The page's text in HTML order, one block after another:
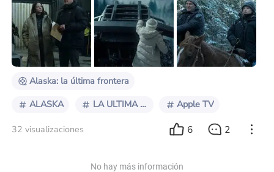
una paradoja: la interacción dialéctica de los
extremos: la vida. Y nos figuramos que Alaska no es
un lugar geográfico: es un estado de violencia latente
y belleza cruel, suelto de la mano de Dios. En la
pantalla de Apple TV —y antes en la psique humana—
Alaska: la última frontera
ALASKA LA ULTIMA FRONTERA Apple TV
32 visualizaciones 6 2
No hay más información